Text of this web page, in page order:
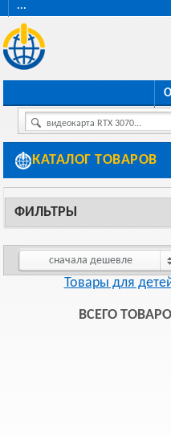
···
видеокарта RTX 3070...
КАТАЛОГ ТОВАРОВ
ФИЛЬТРЫ
сначала дешевле
Товары для
ВСЕГО